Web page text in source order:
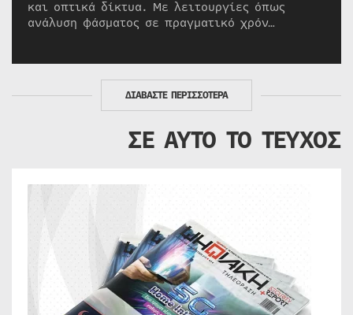
και οπτικά δίκτυα. Με λειτουργίες όπως
ανάλυση φάσματος σε πραγματικό χρόν…
ΔΙΑΒΑΣΤΕ ΠΕΡΙΣΣΟΤΕΡΑ
ΣΕ ΑΥΤΟ ΤΟ ΤΕΥΧΟΣ